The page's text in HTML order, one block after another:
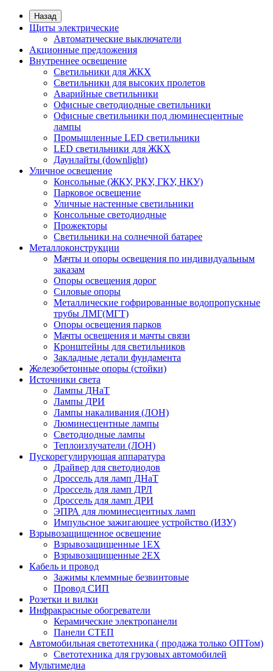
Назад
Щиты электрические
Автоматические выключатели
Акционные предложения
Внутреннее освещение
Светильники для ЖКХ
Светильники для высоких пролетов
Аварийные светильники
Офисные светодиодные светильники
Офисные светильники под люминесцентные
лампы
Промышленные LED светильники
LED светильники для ЖКХ
Даунлайты (downlight)
Уличное освещение
Консольные (ЖКУ, РКУ, ГКУ, НКУ)
Парковое освещение
Уличные настенные светильники
Консольные светодиодные
Прожекторы
Светильники на солнечной батарее
Металлоконструкции
Мачты и опоры освещения по индивидуальным
заказам
Опоры освещения дорог
Силовые опоры
Металлические гофрированные водопропускные
трубы ЛМГ(МГТ)
Опоры освещения парков
Мачты освещения и мачты связи
Кронштейны для светильников
Закладные детали фундамента
Железобетонные опоры (стойки)
Источники света
Лампы ДНаТ
Лампы ДРИ
Лампы накаливания (ЛОН)
Люминесцентные лампы
Светодиодные лампы
Теплоизлучатели (ЛОН)
Пускорегулирующая аппаратура
Драйвер для светодиодов
Дроссель для ламп ДНаТ
Дроссель для ламп ДРЛ
Дроссель для ламп ДРИ
ЭПРА для люминесцентных ламп
Импульсное зажигающее устройство (ИЗУ)
Взрывозащищенное освещение
Взрывозащищенные 1ЕХ
Взрывозащищенные 2ЕХ
Кабель и провод
Зажимы клеммные безвинтовые
Провод СИП
Розетки и вилки
Инфракрасные обогреватели
Керамические электропанели
Панели CТЕП
Автомобильная светотехника ( продажа только ОПТом)
Светотехника для грузовых автомобилей
Мультимедиа